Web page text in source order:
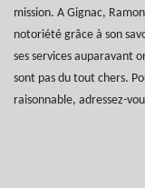
mission. A Gignac,
notoriété grâce à son
ses services auparavant
sont pas du tout chers.
raisonnable, adressez-